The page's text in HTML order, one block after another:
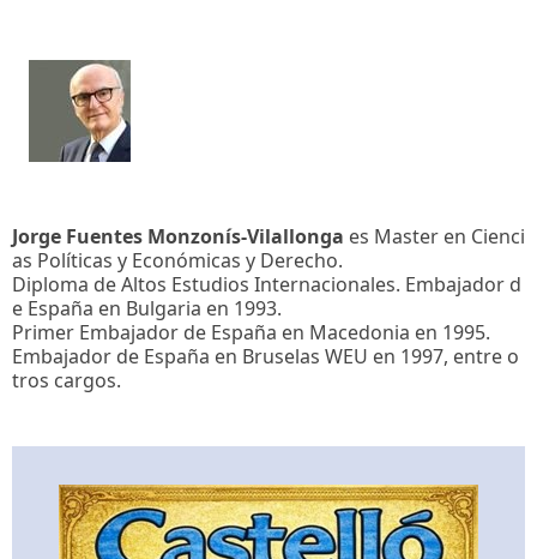
Jorge Fuentes Monzonís-Vilallonga es Master en Cienci
as Políticas y Económicas y Derecho.
Diploma de Altos Estudios Internacionales. Embajador d
e España en Bulgaria en 1993.
Primer Embajador de España en Macedonia en 1995.
Embajador de España en Bruselas WEU en 1997, entre o
tros cargos.